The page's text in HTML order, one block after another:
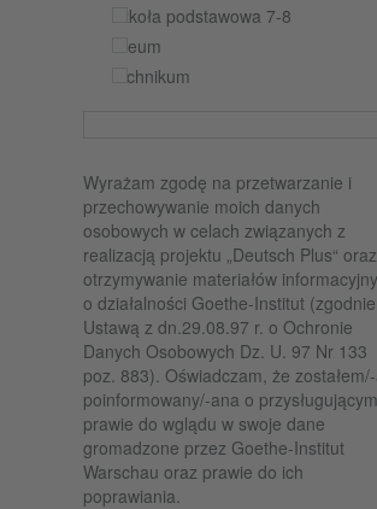
szkoła podstawowa 7-8
liceum
technikum
Wyrażam zgodę na przetwarzanie i
przechowywanie moich danych
osobowych w celach związanych z
realizacją projektu „Deutsch Plus“
otrzymywanie materiałów
o działalności Goethe-Institut
Ustawą z dn.29.08.97 r. o Ochronie
Danych Osobowych Dz. U. 97 Nr 133
poz. 883). Oświadczam, że
poinformowany/-ana o
prawie do wglądu w swoje dane
gromadzone przez Goethe-Institut
Warschau oraz prawie do ich
poprawiania.